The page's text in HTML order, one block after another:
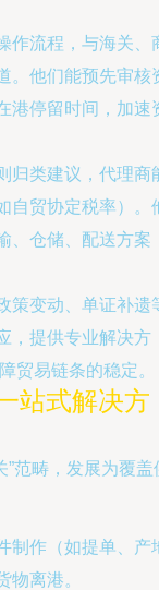
作流程，与海关、
。他们能预先审核
港停留时间，加速
归类建议，代理商
自贸协定税率）。
、仓储、配送方案
策变动、单证补遗
，提供专业解决方
贸易链条的稳定。
站式解决方
”范畴，发展为覆盖
制作（如提单、产
物离港。